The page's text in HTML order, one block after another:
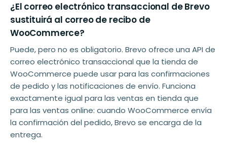
¿El correo electrónico transaccional de Brevo
sustituirá al correo de recibo de
WooCommerce?
Puede, pero no es obligatorio. Brevo ofrece una API de
correo electrónico transaccional que la tienda de
WooCommerce puede usar para las confirmaciones
de pedido y las notificaciones de envío. Funciona
exactamente igual para las ventas en tienda que
para las ventas online: cuando WooCommerce envía
la confirmación del pedido, Brevo se encarga de la
entrega.